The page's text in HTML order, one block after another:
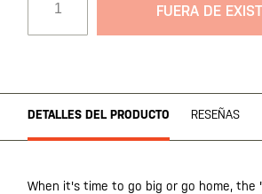
galería
de
FUERA DE
DETALLES DEL PRODUCTO RESEÑAS
When it's time to go big or go home, the